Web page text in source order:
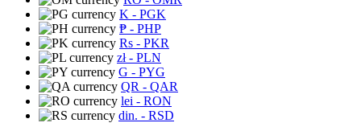
K - PGK
₱ - PHP
Rs - PKR
zł- PLN
G - PYG
QR - QAR
lei - RON
din. - RSD